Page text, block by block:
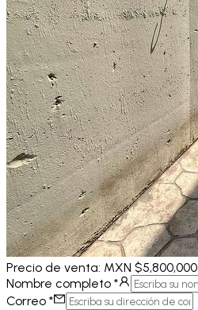
Precio de venta: MXN $5,800,000
Nombre completo *
Correo *